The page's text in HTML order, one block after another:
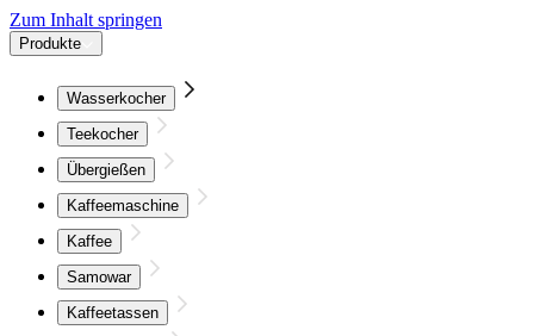
Zum Inhalt springen
Produkte
Wasserkocher
Teekocher
Übergießen
Kaffeemaschine
Kaffee
Samowar
Kaffeetassen